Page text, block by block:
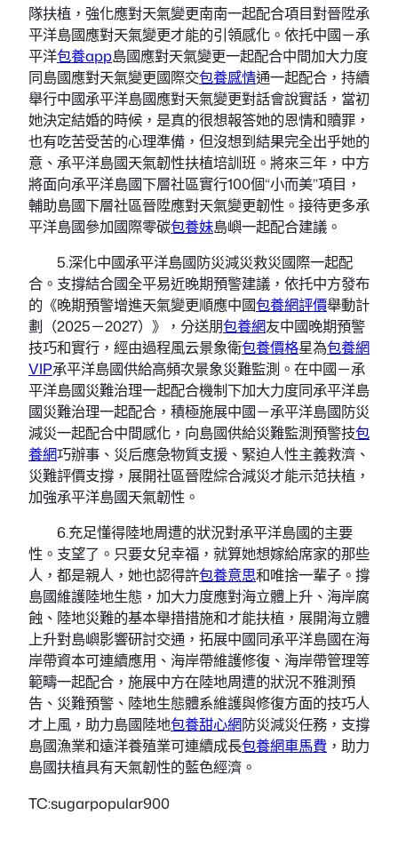
隊扶植，強化應對天氣變更南南一起配合項目對晉陞承
平洋島國應對天氣變更才能的引領感化。依托中國－承
平洋包養app島國應對天氣變更一起配合中間加大力度
同島國應對天氣變更國際交包養感情通一起配合，持續
舉行中國承平洋島國應對天氣變更對話會說實話，當初
她決定結婚的時候，是真的很想報答她的恩情和贖罪，
也有吃苦受苦的心理準備，但沒想到結果完全出乎她的
意、承平洋島國天氣韌性扶植培訓班。將來三年，中方
將面向承平洋島國下層社區實行100個“小而美”項目，
輔助島國下層社區晉陞應對天氣變更韌性。接待更多承
平洋島國參加國際零碳包養妹島嶼一起配合建議。
5.深化中國承平洋島國防災減災救災國際一起配
合。支撐結合國全平易近晚期預警建議，依托中方發布
的《晚期預警增進天氣變更順應中國包養網評價舉動計
劃（2025－2027）》，分送朋包養網友中國晚期預警
技巧和實行，經由過程風云景象衛包養價格星為包養網
VIP承平洋島國供給高頻次景象災難監測。在中國－承
平洋島國災難治理一起配合機制下加大力度同承平洋島
國災難治理一起配合，積極施展中國－承平洋島國防災
減災一起配合中間感化，向島國供給災難監測預警技包
養網巧辦事、災后應急物質支援、緊迫人性主義救濟、
災難評價支撐，展開社區晉陞綜合減災才能示范扶植，
加強承平洋島國天氣韌性。
6.充足懂得陸地周遭的狀況對承平洋島國的主要
性。支望了。只要女兒幸福，就算她想嫁給席家的那些
人，都是親人，她也認得許包養意思和唯捨一輩子。撐
島國維護陸地生態，加大力度應對海立體上升、海岸腐
蝕、陸地災難的基本舉措措施和才能扶植，展開海立體
上升對島嶼影響研討交通，拓展中國同承平洋島國在海
岸帶資本可連續應用、海岸帶維護修復、海岸帶管理等
範疇一起配合，施展中方在陸地周遭的狀況不雅測預
告、災難預警、陸地生態體系維護與修復方面的技巧人
才上風，助力島國陸地包養甜心網防災減災任務，支撐
島國漁業和遠洋養殖業可連續成長包養網車馬費 ，助力
島國扶植具有天氣韌性的藍色經濟。
TC:sugarpopular900